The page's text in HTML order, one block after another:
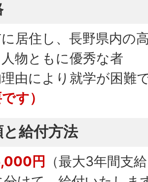
居住し、長野県内の
物ともに優秀な者
由により就学が困難
す）
給付方法
円 （最大3年間支